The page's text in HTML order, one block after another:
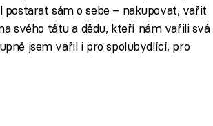
postarat sám o sebe – nakupovat, vařit
svého tátu a dědu, kteří nám vařili svá
jsem vařil i pro spolubydlící, pro